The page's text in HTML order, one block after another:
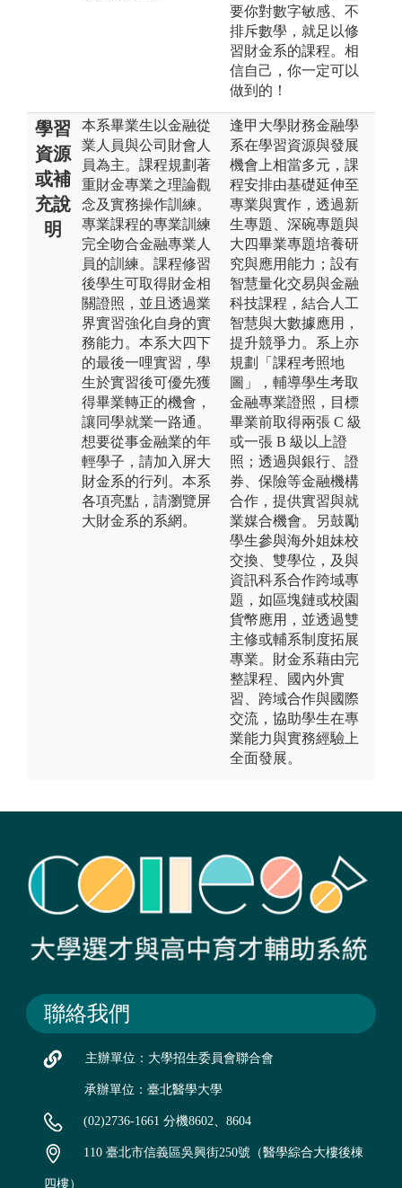
要你對數字敏感、不
排斥數學，就足以修
習財金系的課程。相
信自己，你一定可以
做到的！
學習
資源
或補
充說
明
本系畢業生以金融從
業人員與公司財會人
員為主。課程規劃著
重財金專業之理論觀
念及實務操作訓練。
專業課程的專業訓練
完全吻合金融專業人
員的訓練。課程修習
後學生可取得財金相
關證照，並且透過業
界實習強化自身的實
務能力。本系大四下
的最後一哩實習，學
生於實習後可優先獲
得畢業轉正的機會，
讓同學就業一路通。
想要從事金融業的年
輕學子，請加入屏大
財金系的行列。本系
各項亮點，請瀏覽屏
大財金系的系網。
逢甲大學財務金融學
系在學習資源與發展
機會上相當多元，課
程安排由基礎延伸至
專業與實作，透過新
生專題、深碗專題與
大四畢業專題培養研
究與應用能力；設有
智慧量化交易與金融
科技課程，結合人工
智慧與大數據應用，
提升競爭力。系上亦
規劃「課程考照地
圖」，輔導學生考取
金融專業證照，目標
畢業前取得兩張 C 級
或一張 B 級以上證
照；透過與銀行、證
券、保險等金融機構
合作，提供實習與就
業媒合機會。另鼓勵
學生參與海外姐妹校
交換、雙學位，及與
資訊科系合作跨域專
題，如區塊鏈或校園
貨幣應用，並透過雙
主修或輔系制度拓展
專業。財金系藉由完
整課程、國內外實
習、跨域合作與國際
交流，協助學生在專
業能力與實務經驗上
全面發展。
聯絡我們
主辦單位：大學招生委員會聯合會
承辦單位：臺北醫學大學
(02)2736-1661 分機8602、8604
110 臺北市信義區吳興街250號（醫學綜合大樓後棟
四樓）